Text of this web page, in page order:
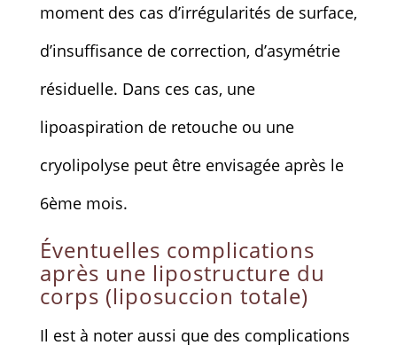
moment des cas d’irrégularités de surface,
d’insuffisance de correction, d’asymétrie
résiduelle. Dans ces cas, une
lipoaspiration de retouche ou une
cryolipolyse peut être envisagée après le
6ème mois.
Éventuelles complications
après une lipostructure du
corps (liposuccion totale)
Il est à noter aussi que des complications